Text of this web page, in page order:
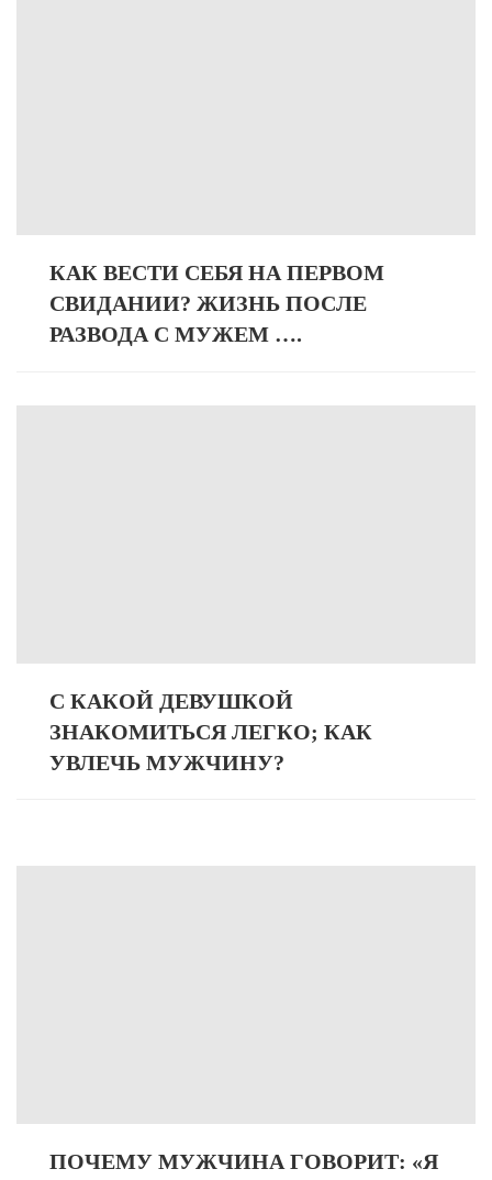
КАК ВЕСТИ СЕБЯ НА ПЕРВОМ
СВИДАНИИ? ЖИЗНЬ ПОСЛЕ
РАЗВОДА С МУЖЕМ ….
С КАКОЙ ДЕВУШКОЙ
ЗНАКОМИТЬСЯ ЛЕГКО; КАК
УВЛЕЧЬ МУЖЧИНУ?
ПОЧЕМУ МУЖЧИНА ГОВОРИТ: «Я